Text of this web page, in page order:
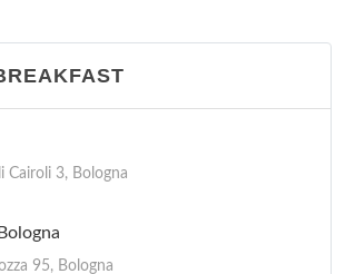
Cairoli 3, Bologna
95, Bologna